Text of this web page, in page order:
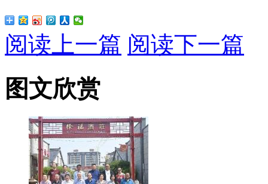
阅读上一篇 阅读下一篇
图文欣赏